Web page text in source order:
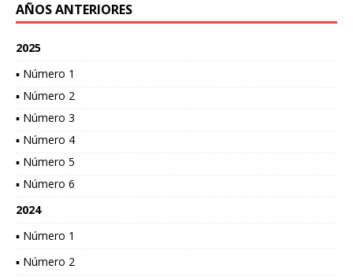
AÑOS ANTERIORES
2025
▪ Número 1
▪ Número 2
▪ Número 3
▪ Número 4
▪ Número 5
▪ Número 6
2024
▪ Número 1
▪ Número 2